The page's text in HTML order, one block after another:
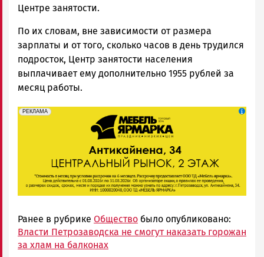
Центре занятости.
По их словам, вне зависимости от размера
зарплаты и от того, сколько часов в день трудился
подросток, Центр занятости населения
выплачивает ему дополнительно 1955 рублей за
месяц работы.
erid: 2SDnjeFymr3
РЕКЛАМА
Реклама
Ранее в рубрике Общество было опубликовано:
Власти Петрозаводска не смогут наказать горожан
за хлам на балконах